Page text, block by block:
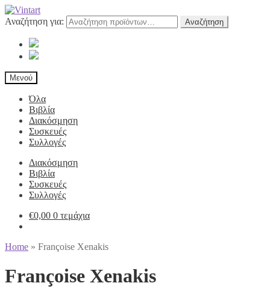
Αναζήτηση για: Αναζήτηση
Μενού
Όλα
Βιβλία
Διακόσμηση
Συσκευές
Συλλογές
Διακόσμηση
Βιβλία
Συσκευές
Συλλογές
€0,00 0 τεμάχια
Home » Françoise Xenakis
Françoise Xenakis